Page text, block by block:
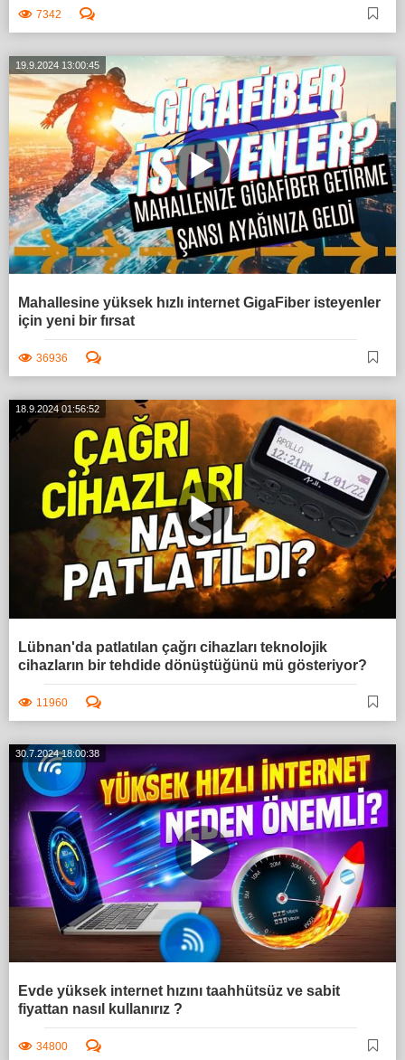
7342
19.9.2024 13:00:45
Mahallesine yüksek hızlı internet GigaFiber isteyenler
için yeni bir fırsat
36936
18.9.2024 01:56:52
Lübnan'da patlatılan çağrı cihazları teknolojik
cihazların bir tehdide dönüştüğünü mü gösteriyor?
11960
30.7.2024 18:00:38
Evde yüksek internet hızını taahhütsüz ve sabit
fiyattan nasıl kullanırız ?
34800